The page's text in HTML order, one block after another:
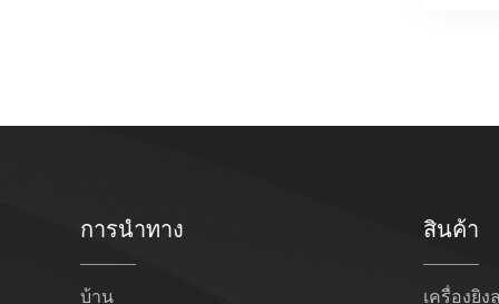
การนำทาง
บ้าน
สินค้า
เครื่องยิง